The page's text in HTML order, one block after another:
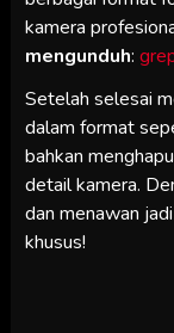
kamera
mengunduh:
Setelah selesai
dalam format
bahkan
detail kamera.
dan menawan
khusus!